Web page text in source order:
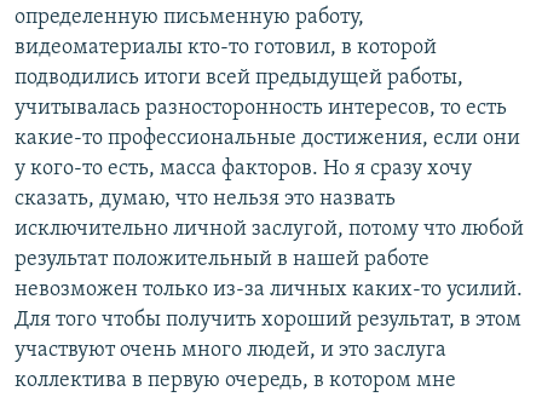
определенную письменную работу,
видеоматериалы кто-то готовил, в которой
подводились итоги всей предыдущей работы,
учитывалась разносторонность интересов, то есть
какие-то профессиональные достижения, если они
у кого-то есть, масса факторов. Но я сразу хочу
сказать, думаю, что нельзя это назвать
исключительно личной заслугой, потому что любой
результат положительный в нашей работе
невозможен только из-за личных каких-то усилий.
Для того чтобы получить хороший результат, в этом
участвуют очень много людей, и это заслуга
коллектива в первую очередь, в котором мне